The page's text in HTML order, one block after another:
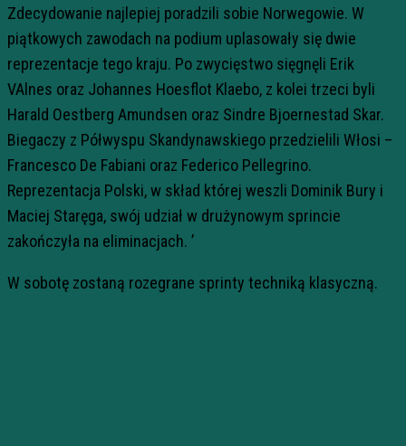
Zdecydowanie najlepiej poradzili sobie Norwegowie. W
piątkowych zawodach na podium uplasowały się dwie
reprezentacje tego kraju. Po zwycięstwo sięgnęli Erik
VAlnes oraz Johannes Hoesflot Klaebo, z kolei trzeci byli
Harald Oestberg Amundsen oraz Sindre Bjoernestad Skar.
Biegaczy z Półwyspu Skandynawskiego przedzielili Włosi –
Francesco De Fabiani oraz Federico Pellegrino.
Reprezentacja Polski, w skład której weszli Dominik Bury i
Maciej Staręga, swój udział w drużynowym sprincie
zakończyła na eliminacjach. ’
W sobotę zostaną rozegrane sprinty techniką klasyczną.